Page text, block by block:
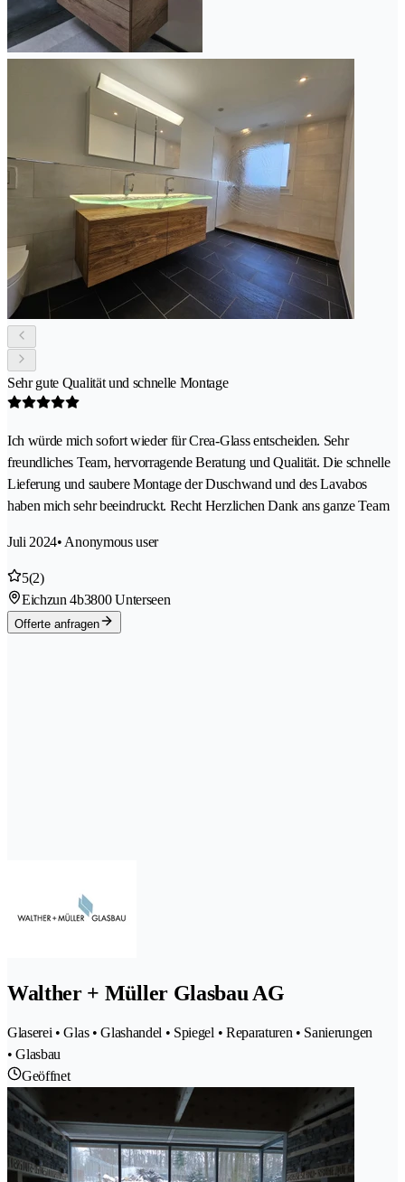
Sehr gute Qualität und schnelle Montage
Ich würde mich sofort wieder für Crea-Glass entscheiden. Sehr
freundliches Team, hervorragende Beratung und Qualität. Die schnelle
Lieferung und saubere Montage der Duschwand und des Lavabos
haben mich sehr beeindruckt. Recht Herzlichen Dank ans ganze Team
Juli 2024• Anonymous user
5(2)
Eichzun 4b3800 Unterseen
Offerte anfragen
Walther + Müller Glasbau AG
Glaserei • Glas • Glashandel • Spiegel • Reparaturen • Sanierungen
• Glasbau
Geöffnet